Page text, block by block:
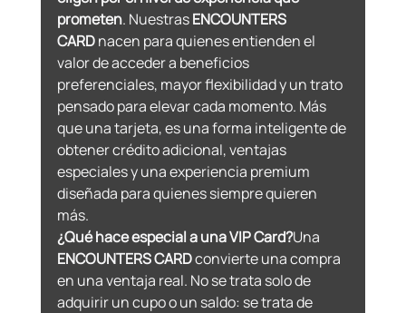
prometen. Nuestras ENCOUNTERS
CARD nacen para quienes entienden el
valor de acceder a beneficios
preferenciales, mayor flexibilidad y un trato
pensado para elevar cada momento. Más
que una tarjeta, es una forma inteligente de
obtener crédito adicional, ventajas
especiales y una experiencia premium
diseñada para quienes siempre quieren
más.
¿Qué hace especial a una VIP Card?Una
ENCOUNTERS CARD convierte una compra
en una ventaja real. No se trata solo de
adquirir un cupo o un saldo: se trata de